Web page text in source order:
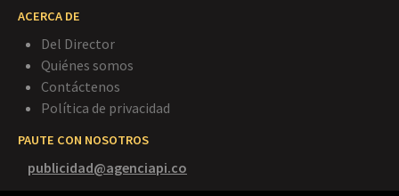
ACERCA DE
Del Director
Quiénes somos
Contáctenos
Política de privacidad
PAUTE CON NOSOTROS
publicidad@agenciapi.co